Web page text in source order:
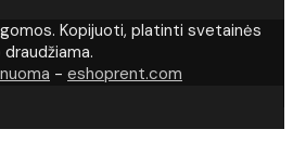
Kopijuoti, platinti svetainės
- eshoprent.com